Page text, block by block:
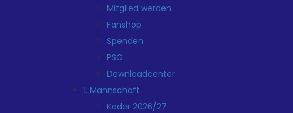
Mitglied werden
Fanshop
Spenden
PSG
Downloadcenter
1. Mannschaft
Kader 2026/27